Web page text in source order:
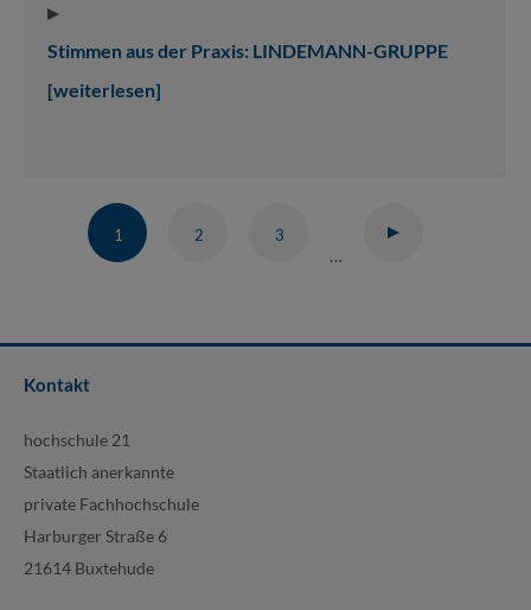
Stimmen aus der Praxis: LINDEMANN-GRUPPE
[weiterlesen]
1 2 3
…
Kontakt
hochschule 21
Staatlich anerkannte
private Fachhochschule
Harburger Straße 6
21614 Buxtehude